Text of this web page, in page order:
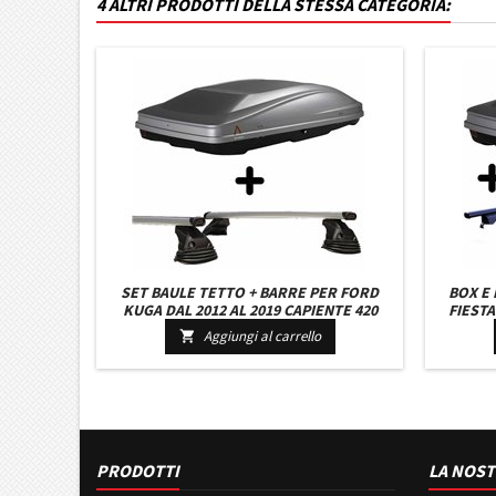
4 ALTRI PRODOTTI DELLA STESSA CATEGORIA:
SET BAULE TETTO + BARRE PER FORD
KUGA DAL 2012 AL 2019 CAPIENTE 420
LITRI COLORE GRIGIO CON CHIAVE BARRE
110 CM C/KIT ATTACCHI
 Aggiungi al carrello
BOX E
LITRI
PRODOTTI LA